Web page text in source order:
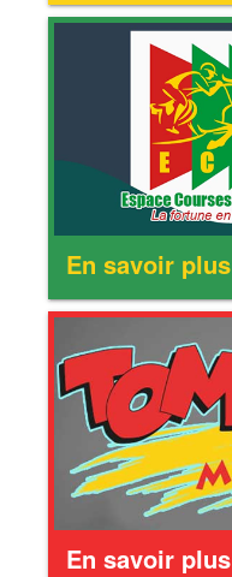
En savoir plus
En savoir plus